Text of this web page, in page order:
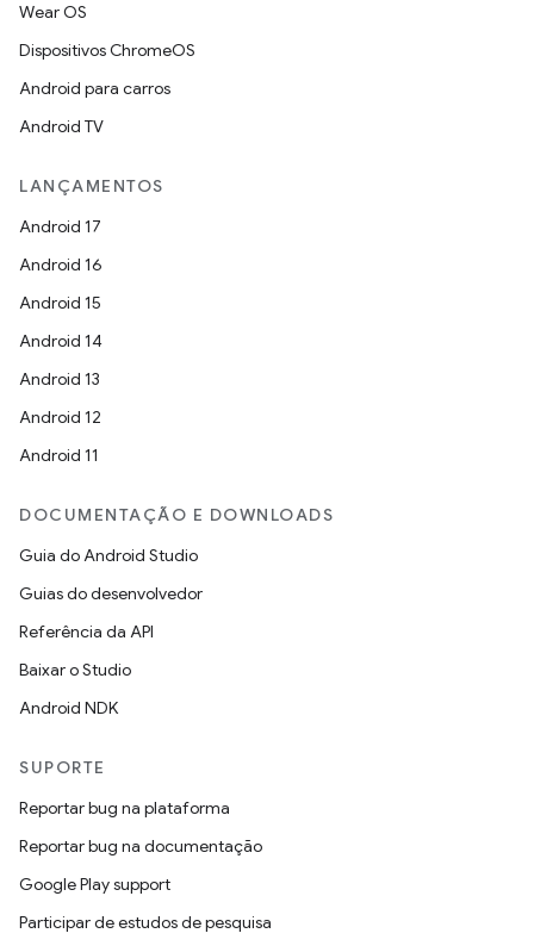
Wear OS
Dispositivos ChromeOS
Android para carros
Android TV
LANÇAMENTOS
Android 17
Android 16
Android 15
Android 14
Android 13
Android 12
Android 11
DOCUMENTAÇÃO E DOWNLOADS
Guia do Android Studio
Guias do desenvolvedor
Referência da API
Baixar o Studio
Android NDK
SUPORTE
Reportar bug na plataforma
Reportar bug na documentação
Google Play support
Participar de estudos de pesquisa